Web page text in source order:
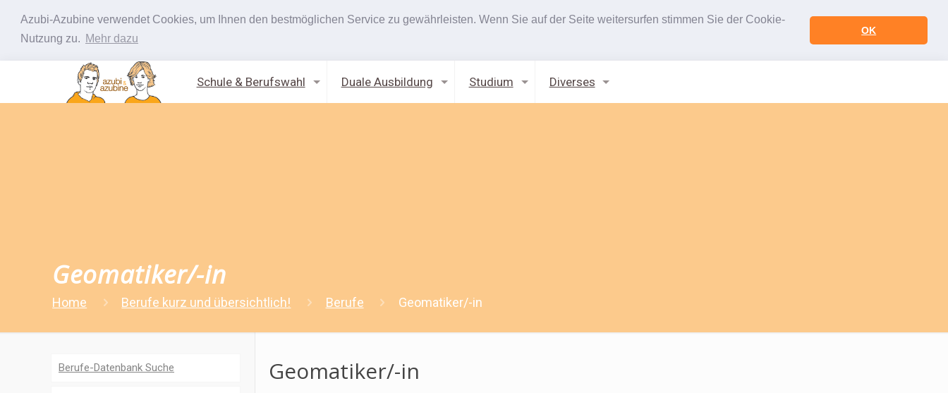
Azubi-Azubine verwendet Cookies, um Ihnen den bestmöglichen Service zu gewährleisten. Wenn Sie auf der Seite weitersurfen stimmen Sie der Cookie-
Nutzung zu. Mehr dazu
OK
Schule & Berufswahl Duale Ausbildung Studium Diverses
Geomatiker/-in
Home Berufe kurz und übersichtlich! Berufe Geomatiker/-in
Geomatiker/-in
Berufe-Datenbank Suche